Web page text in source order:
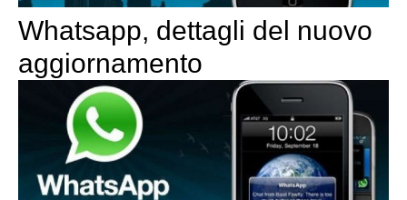
Whatsapp, dettagli del nuovo
aggiornamento